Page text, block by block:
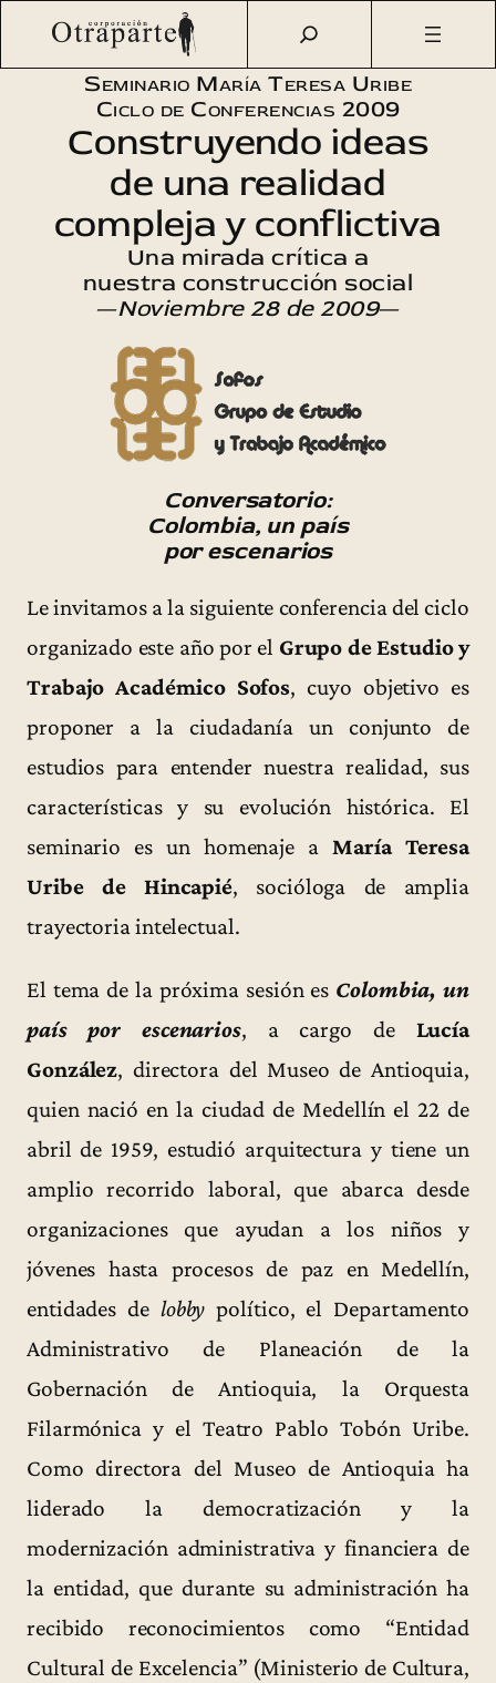
Saltar
contenido
Otraparte.org/ Agenda Cultural Sofos/
Colombia, un país
Seminario María Teresa Uribe
Ciclo de Conferencias 2009
Construyendo ideas
de una realidad
compleja y conflictiva
Una mirada crítica a
nuestra construcción social
—Noviembre 28 de 2009—
Conversatorio:
Colombia, un país
por escenarios
Le invitamos a la siguiente conferencia del ciclo
organizado este año por el Grupo de Estudio y
Trabajo Académico Sofos, cuyo objetivo es
proponer a la ciudadanía un conjunto de
estudios para entender nuestra realidad, sus
características y su evolución histórica. El
seminario es un homenaje a María Teresa
Uribe de Hincapié, socióloga de amplia
trayectoria intelectual.
El tema de la próxima sesión es Colombia, un
país por escenarios, a cargo de Lucía
González, directora del Museo de Antioquia,
quien nació en la ciudad de Medellín el 22 de
abril de 1959, estudió arquitectura y tiene un
amplio recorrido laboral, que abarca desde
organizaciones que ayudan a los niños y
jóvenes hasta procesos de paz en Medellín,
entidades de lobby político, el Departamento
Administrativo de Planeación de la
Gobernación de Antioquia, la Orquesta
Filarmónica y el Teatro Pablo Tobón Uribe.
Como directora del Museo de Antioquia ha
liderado la democratización y la
modernización administrativa y financiera de
la entidad, que durante su administración ha
recibido reconocimientos como “Entidad
Cultural de Excelencia” (Ministerio de Cultura,